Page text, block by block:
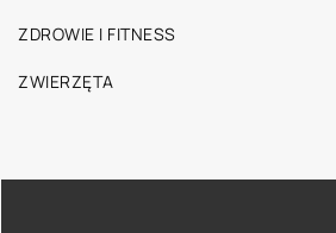
ZDROWIE I FITNESS
ZWIERZĘTA